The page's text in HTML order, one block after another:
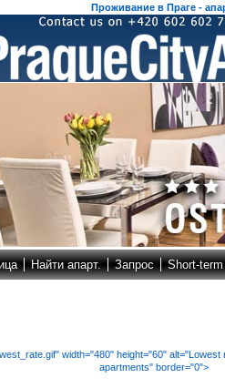
Проживание в Праге -
Найти апарт. Запрос Short-
width="480" height="60"
apartments" border="0">